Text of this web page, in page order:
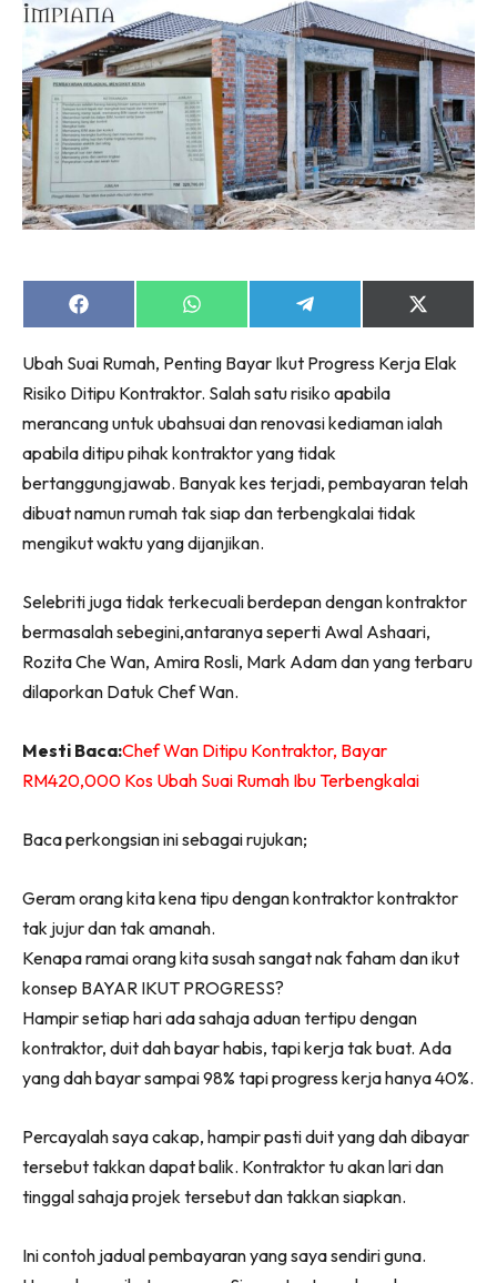
DIY
Bilik Air
Bilik Tidur
Dapur
Ruang Makan
Make Over
Bilik Air
Bilik Tidur
Ruang Makan
Ruang Tamu
Menarik Lagi
Casa Impiana
Impiana Makeover
Makeover Ruang Selebriti
Destinasi
Hotel
Kafe
High Rise
Landed
Ilham Impiana Inspirasi Selebriti
Casa Impiana
Impiana MakeOver
Lahar Dekor
Sembang Dekor
Sembang Laman
Tip Impiana
Tip Laman
Hub Ideaktiv
Share
on
Share
on
Share
on
Share
on
(Twitter)
Ubah Suai Rumah, Penting Bayar Ikut Progress Kerja Elak
Risiko Ditipu Kontraktor. Salah satu risiko apabila
merancang untuk ubahsuai dan renovasi kediaman ialah
apabila ditipu pihak kontraktor yang tidak
bertanggungjawab. Banyak kes terjadi, pembayaran telah
dibuat namun rumah tak siap dan terbengkalai tidak
mengikut waktu yang dijanjikan.
Selebriti juga tidak terkecuali berdepan dengan kontraktor
bermasalah sebegini,antaranya seperti Awal Ashaari,
Rozita Che Wan, Amira Rosli, Mark Adam dan yang terbaru
dilaporkan Datuk Chef Wan.
Mesti Baca:Chef Wan Ditipu Kontraktor, Bayar
RM420,000 Kos Ubah Suai Rumah Ibu Terbengkalai
Baca perkongsian ini sebagai rujukan;
Geram orang kita kena tipu dengan kontraktor kontraktor
tak jujur dan tak amanah.
Kenapa ramai orang kita susah sangat nak faham dan ikut
konsep BAYAR IKUT PROGRESS?
Hampir setiap hari ada sahaja aduan tertipu dengan
kontraktor, duit dah bayar habis, tapi kerja tak buat. Ada
yang dah bayar sampai 98% tapi progress kerja hanya 40%.
Percayalah saya cakap, hampir pasti duit yang dah dibayar
tersebut takkan dapat balik. Kontraktor tu akan lari dan
tinggal sahaja projek tersebut dan takkan siapkan.
Ini contoh jadual pembayaran yang saya sendiri guna.